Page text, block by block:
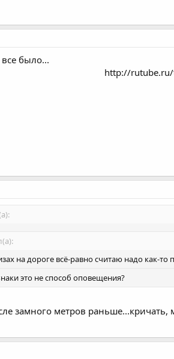
было...
http://rutube.ru/
на дороге всё-равно считаю надо как-
это не способ оповещения?
замного метров раньше...кричать,